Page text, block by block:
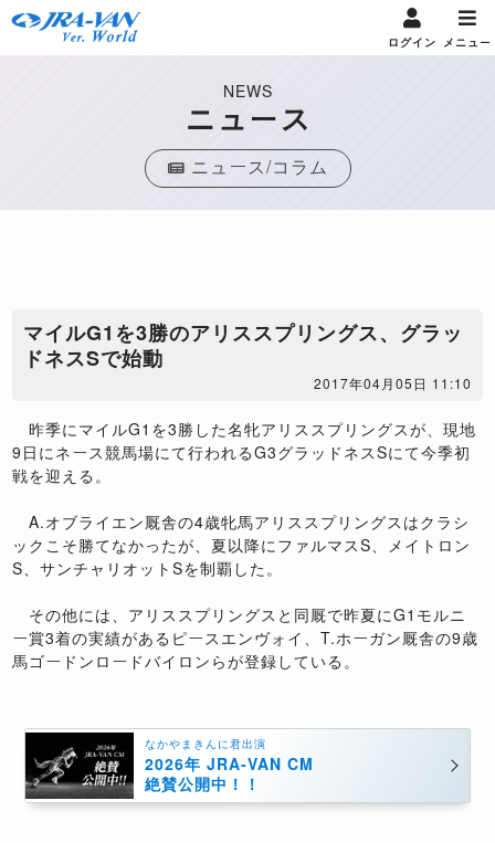
ログイン メニュー
NEWS
ニュース
ニュース/コラム
マイルG1を3勝のアリススプリングス、グラッ
ドネスSで始動
2017年04月05日 11:10
昨季にマイルG1を3勝した名牝アリススプリングスが、現地
9日にネース競馬場にて行われるG3グラッドネスSにて今季初
戦を迎える。
A.オブライエン厩舎の4歳牝馬アリススプリングスはクラシ
ックこそ勝てなかったが、夏以降にファルマスS、メイトロン
S、サンチャリオットSを制覇した。
その他には、アリススプリングスと同厩で昨夏にG1モルニ
ー賞3着の実績があるピースエンヴォイ、T.ホーガン厩舎の9歳
馬ゴードンロードバイロンらが登録している。
なかやまきんに君出演
2026年 JRA-VAN CM
絶賛公開中！！